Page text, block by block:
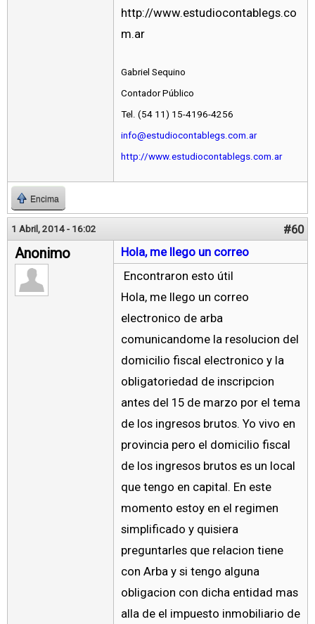
http://www.estudiocontablegs.co
m.ar
Gabriel Sequino
Contador Público
Tel. (54 11) 15-4196-4256
info@estudiocontablegs.com.ar
http://www.estudiocontablegs.com.ar
Encima
1 Abril, 2014 - 16:02 #60
Anonimo
Hola, me llego un correo
Encontraron esto útil
Hola, me llego un correo
electronico de arba
comunicandome la resolucion del
domicilio fiscal electronico y la
obligatoriedad de inscripcion
antes del 15 de marzo por el tema
de los ingresos brutos. Yo vivo en
provincia pero el domicilio fiscal
de los ingresos brutos es un local
que tengo en capital. En este
momento estoy en el regimen
simplificado y quisiera
preguntarles que relacion tiene
con Arba y si tengo alguna
obligacion con dicha entidad mas
alla de el impuesto inmobiliario de